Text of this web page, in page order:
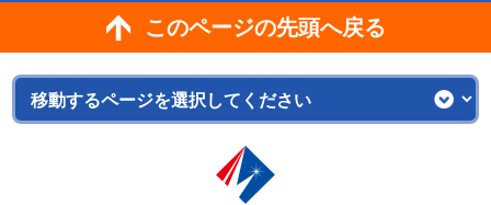
このページの先頭へ戻る